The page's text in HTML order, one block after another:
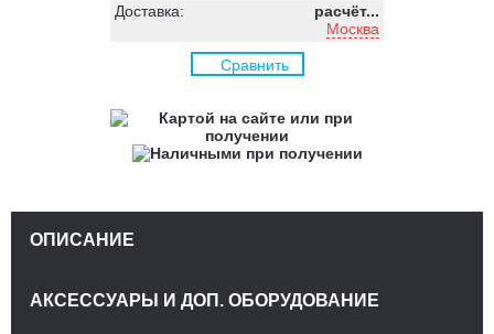
Доставка:
расчёт...
Москва
Сравнить
ОПИСАНИЕ
АКСЕССУАРЫ И ДОП. ОБОРУДОВАНИЕ